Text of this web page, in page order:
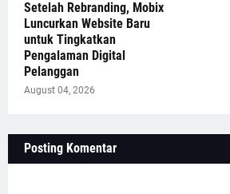
Setelah Rebranding, Mobix
Luncurkan Website Baru
untuk Tingkatkan
Pengalaman Digital
Pelanggan
August 04, 2026
Posting Komentar